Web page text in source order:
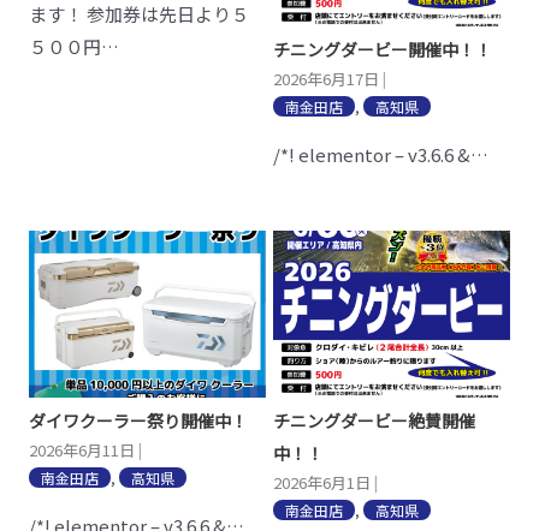
ます！ 参加券は先日より５
５００円…
チニングダービー開催中！！
2026年6月17日 |
南金田店
, 高知県
/*! elementor – v3.6.6 &…
ダイワクーラー祭り開催中！
2026年6月11日 |
南金田店
, 高知県
チニングダービー絶賛開催
中！！
2026年6月1日 |
南金田店
, 高知県